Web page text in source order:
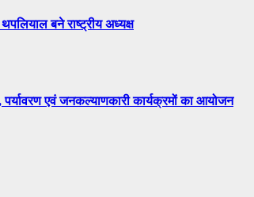
बने राष्ट्रीय अध्यक्ष
एवं जनकल्याणकारी कार्यक्रमों का आयोजन